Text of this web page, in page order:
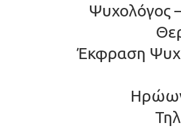
Ψυχολόγος
Έκφραση
Ηρώων